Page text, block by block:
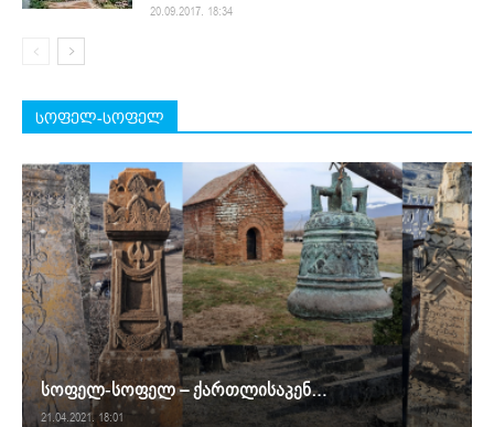
20.09.2017. 18:34
სოფელ-სოფელ
სოფელ-სოფელ – ქართლისაკენ…
21.04.2021. 18:01